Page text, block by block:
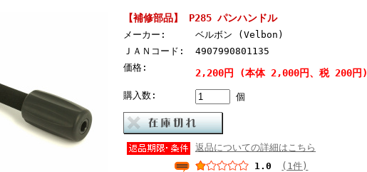
【補修部品】 P285 パンハンドル
メーカー:
ベルボン (Velbon)
ＪＡＮコード:
4907990801135
価格:
2,200円 (本体 2,000円、税 200円)
購入数: 個
返品についての詳細はこちら
1.0
(1件)